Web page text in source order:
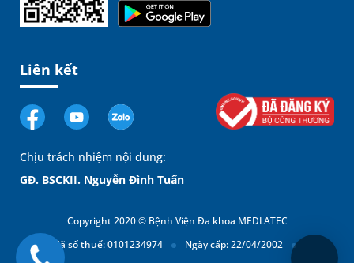
Liên kết
Chịu trách nhiệm nội dung:
GĐ. BSCKII. Nguyễn Đình Tuấn
Copyright 2020 © Bệnh Viện Đa khoa MEDLATEC
Mã số thuế: 0101234974
Ngày cấp: 22/04/2002